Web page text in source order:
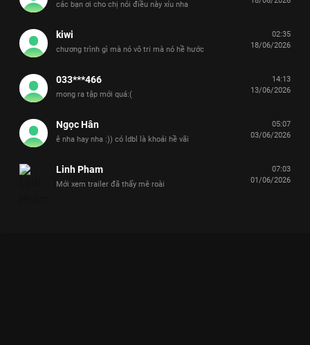
các bạn ơi cho chị nói điều này xíu nha
kiwi
chương trình gì mà nó vô tri mà nó hề hước
02:35
18/06/2026
033***466
mong ra tập mới quá:(
14:13
13/06/2026
Ngọc Hân
ê nha hay nha :)) có ldbl là khoái hề vãi
05:07
03/06/2026
Linh Pham
Mới xem trailer đã thấy mê roài
07:03
01/06/2026